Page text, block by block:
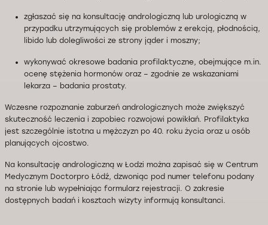
zgłaszać się na konsultację andrologiczną lub urologiczną w
przypadku utrzymujących się problemów z erekcją, płodnością,
libido lub dolegliwości ze strony jąder i moszny;
wykonywać okresowe badania profilaktyczne, obejmujące m.in.
ocenę stężenia hormonów oraz – zgodnie ze wskazaniami
lekarza – badania prostaty.
Wczesne rozpoznanie zaburzeń andrologicznych może zwiększyć
skuteczność leczenia i zapobiec rozwojowi powikłań. Profilaktyka
jest szczególnie istotna u mężczyzn po 40. roku życia oraz u osób
planujących ojcostwo.
Na konsultację andrologiczną w Łodzi można zapisać się w Centrum
Medycznym Doctorpro Łódź, dzwoniąc pod numer telefonu podany
na stronie lub wypełniając formularz rejestracji. O zakresie
dostępnych badań i kosztach wizyty informują konsultanci.